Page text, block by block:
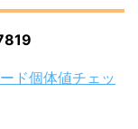
ド個体値チェッ